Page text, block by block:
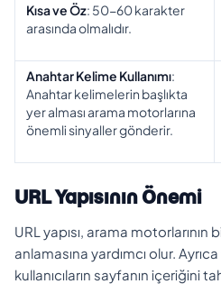
Kısa ve Öz: 50-60 karakter
arasında olmalıdır.
Anahtar Kelime Kullanımı:
Anahtar kelimelerin başlıkta
yer alması arama motorlarına
önemli sinyaller gönderir.
URL Yapısının Önemi
URL yapısı, arama motorlarının
anlamasına yardımcı olur.
kullanıcıların sayfanın içeriğini